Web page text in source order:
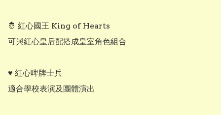
🤴 紅心國王 King of Hearts
可與紅心皇后配搭成皇室角色組合
♥️ 紅心啤牌士兵
適合學校表演及團體演出